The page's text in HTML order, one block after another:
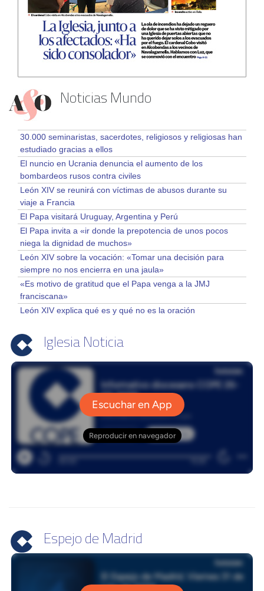
Noticias Mundo
30.000 seminaristas, sacerdotes, religiosos y religiosas han
estudiado gracias a ellos
El nuncio en Ucrania denuncia el aumento de los
bombardeos rusos contra civiles
León XIV se reunirá con víctimas de abusos durante su
viaje a Francia
El Papa visitará Uruguay, Argentina y Perú
El Papa invita a «ir donde la prepotencia de unos pocos
niega la dignidad de muchos»
León XIV sobre la vocación: «Tomar una decisión para
siempre no nos encierra en una jaula»
«Es motivo de gratitud que el Papa venga a la JMJ
franciscana»
León XIV explica qué es y qué no es la oración
Iglesia Noticia
Espejo de Madrid